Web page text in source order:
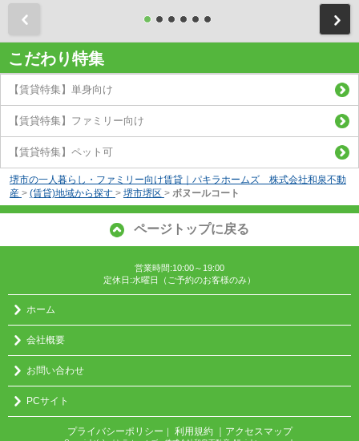
こだわり特集
【賃貸特集】単身向け
【賃貸特集】ファミリー向け
【賃貸特集】ペット可
堺市の一人暮らし・ファミリー向け賃貸｜パキラホームズ 株式会社和泉不動
産 > (賃貸)地域から探す > 堺市堺区 > ボヌールコート
ページトップに戻る
営業時間:10:00～19:00
定休日:水曜日（ご予約のお客様のみ）
ホーム
会社概要
お問い合わせ
PCサイト
プライバシーポリシー 利用規約 ｜アクセスマップ